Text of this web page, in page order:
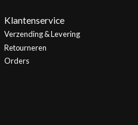
Klantenservice
Verzending & Levering
Retourneren
Orders